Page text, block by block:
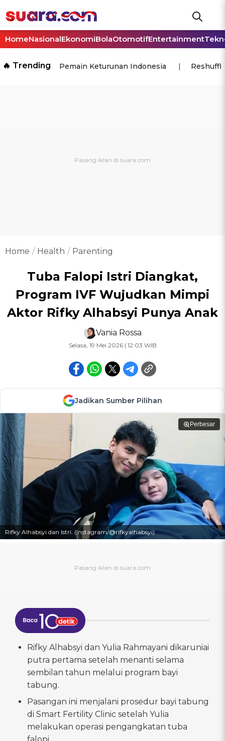
HomeNasionalEkonomiBolaOtomotifEntertainment
🔥 Trending Pemain Keturunan Indonesia
Home Health Parenting
Tuba Falopi Istri Diangkat,
Program IVF Wujudkan Mimpi
Aktor Rifky Alhabsyi Punya Anak
Vania Rossa
Selasa, 19 Mei 2026 | 12:03 WIB
Jadikan Sumber Pilihan
Perbesar
Rifky Alhabsyi dan Istri. (Instagram/@rifkyalhabsyi)
Rifky Alhabsyi dan Yulia Rahmayani dikaruniai
putra pertama setelah menanti selama
sembilan tahun melalui program bayi
tabung.
Pasangan ini menjalani prosedur bayi tabung
di Smart Fertility Clinic setelah Yulia
melakukan operasi pengangkatan tuba